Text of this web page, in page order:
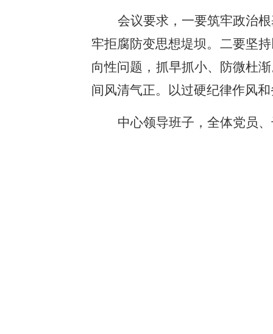
会议要求，一要筑牢政治
牢拒腐防变思想堤坝。二要坚
向性问题，抓早抓小、防微杜
间风清气正。以过硬纪律作风
中心领导班子，全体党员